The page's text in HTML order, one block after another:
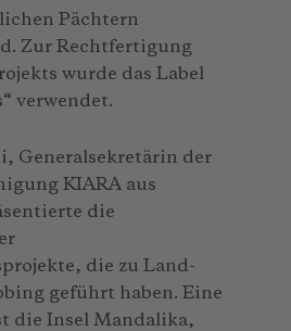
Pächtern
Zur Rechtfertigung
wurde das Label
verwendet.
Generalsekretärin der
KIARA aus
die
die zu Land-
geführt haben. Eine
die Insel Mandalika,